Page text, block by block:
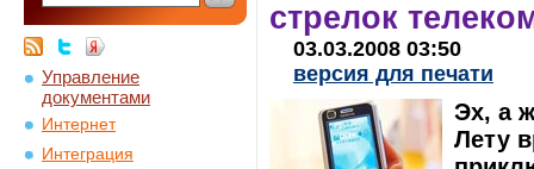
Управление
документами
Интернет
Интеграция
стрелок
03.03.2008 03:50
версия для печати
Эх, а
Лету